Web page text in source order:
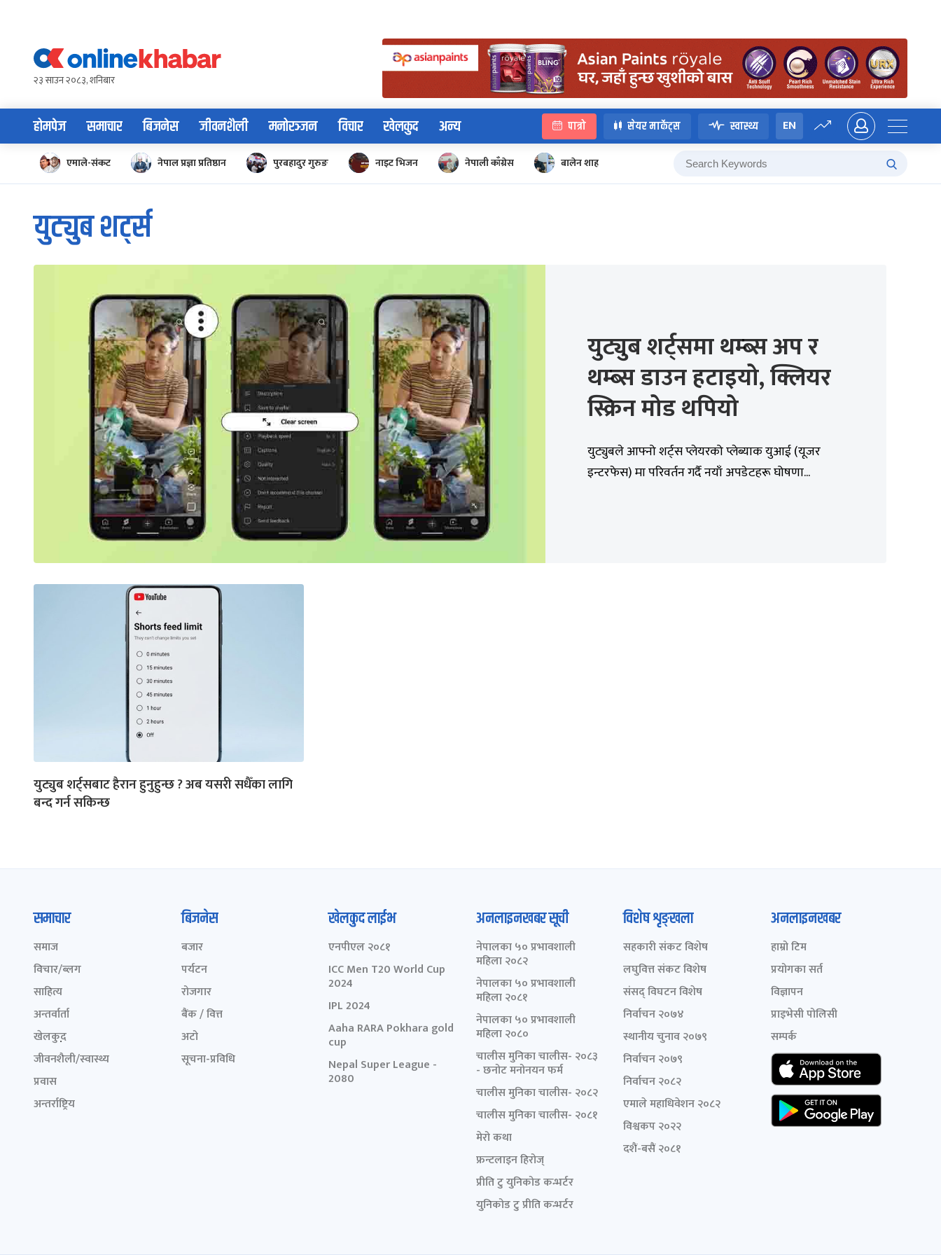
content२३ साउन २०८३, शनिबार
होमपेज समाचार बिजनेस जीवनशैली मनोरञ्जन विचार खेलकुद अन्य पात्रो सेयर मार्केट्स स्वास्थ्य EN
एमाले-संकट नेपाल प्रज्ञा प्रतिष्ठान पुरबहादुर गुरुङ नाइट भिजन नेपाली काँग्रेस बालेन शाह
युट्युब शर्ट्स
युट्युब शर्ट्समा थम्ब्स अप र
थम्ब्स डाउन हटाइयो, क्लियर
स्क्रिन मोड थपियो
युट्युबले आफ्नो शर्ट्स प्लेयरको प्लेब्याक युआई (यूजर
इन्टरफेस) मा परिवर्तन गर्दै नयाँ अपडेटहरू घोषणा...
युट्युब शर्ट्सबाट हैरान हुनुहुन्छ ? अब यसरी सधैँका लागि
बन्द गर्न सकिन्छ
समाचार
समाज
विचार/ब्लग
साहित्य
अन्तर्वार्ता
खेलकुद़़
जीवनशैली/स्वास्थ्य
प्रवास
अन्तर्राष्ट्रिय
बिजनेस
बजार
पर्यटन
रोजगार
बैंक / वित्त
अटो
सूचना-प्रविधि
खेलकुद लाईभ
एनपीएल २०८१
ICC Men T20 World Cup
2024
IPL 2024
Aaha RARA Pokhara gold
cup
Nepal Super League -
2080
अनलाइनखबर सूची
नेपालका ५० प्रभावशाली
महिला २०८२
नेपालका ५० प्रभावशाली
महिला २०८१
नेपालका ५० प्रभावशाली
महिला २०८०
चालीस मुनिका चालीस- २०८३
- छनोट मनोनयन फर्म
चालीस मुनिका चालीस- २०८२
चालीस मुनिका चालीस- २०८१
मेरो कथा
फ्रन्टलाइन हिरोज्
प्रीति टु युनिकोड कन्भर्टर
युनिकोड टु प्रीति कन्भर्टर
विशेष शृङ्खला
सहकारी संकट विशेष
लघुवित्त संकट विशेष
संसद् विघटन विशेष
निर्वाचन २०७४
स्थानीय चुनाव २०७९
निर्वाचन २०७९
निर्वाचन २०८२
एमाले महाधिवेशन २०८२
विश्वकप २०२२
दशैं-बसैं २०८१
अनलाइनखबर
हाम्रो टिम
प्रयोगका सर्त
विज्ञापन
प्राइभेसी पोलिसी
सम्पर्क